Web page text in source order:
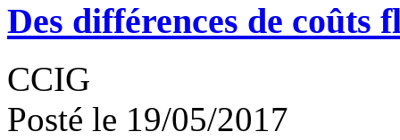
Des différences de coûts
CCIG
Posté le 19/05/2017